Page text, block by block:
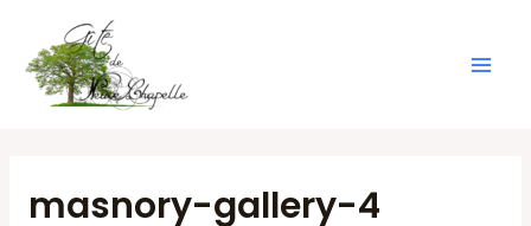
contenu
masnory-gallery-4